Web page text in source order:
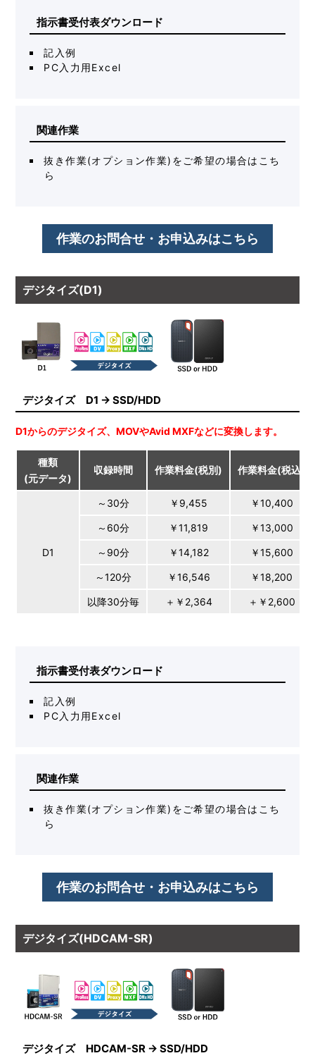
指示書受付表ダウンロード
記入例
PC入力用Excel
関連作業
抜き作業(オプション作業)をご希望の場合はこち
ら
作業のお問合せ・お申込みはこちら
デジタイズ(D1)
デジタイズ D1 → SSD/HDD
D1からのデジタイズ、MOVやAvid MXFなどに変換します。
種類
(元データ)
収録時間 作業料金(税別) 作業料金(税込)
D1
～30分 ￥9,455 ￥10,400
～60分 ￥11,819 ￥13,000
～90分 ￥14,182 ￥15,600
～120分 ￥16,546 ￥18,200
以降30分毎 ＋￥2,364 ＋￥2,600
指示書受付表ダウンロード
記入例
PC入力用Excel
関連作業
抜き作業(オプション作業)をご希望の場合はこち
ら
作業のお問合せ・お申込みはこちら
デジタイズ(HDCAM-SR)
デジタイズ HDCAM-SR → SSD/HDD